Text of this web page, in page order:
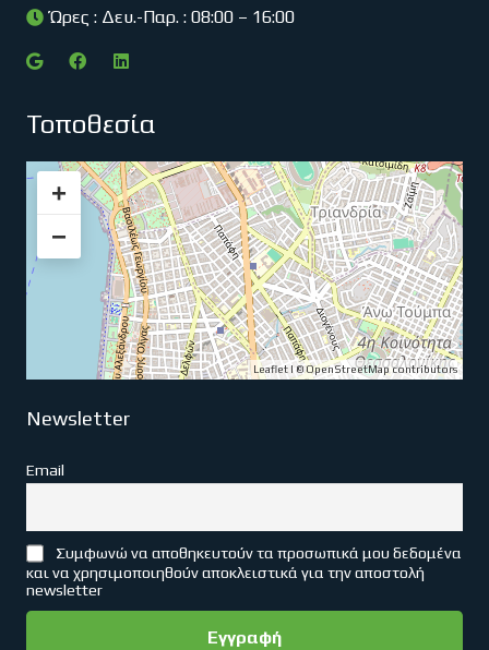
Ώρες : Δευ.-Παρ. : 08:00 – 16:00
Τοποθεσία
+
−
Leaflet | ©OpenStreetMapcontributors
Newsletter
Email
Συμφωνώ να αποθηκευτούν τα προσωπικά μου δεδομένα
και να χρησιμοποιηθούν αποκλειστικά για την αποστολή
newsletter